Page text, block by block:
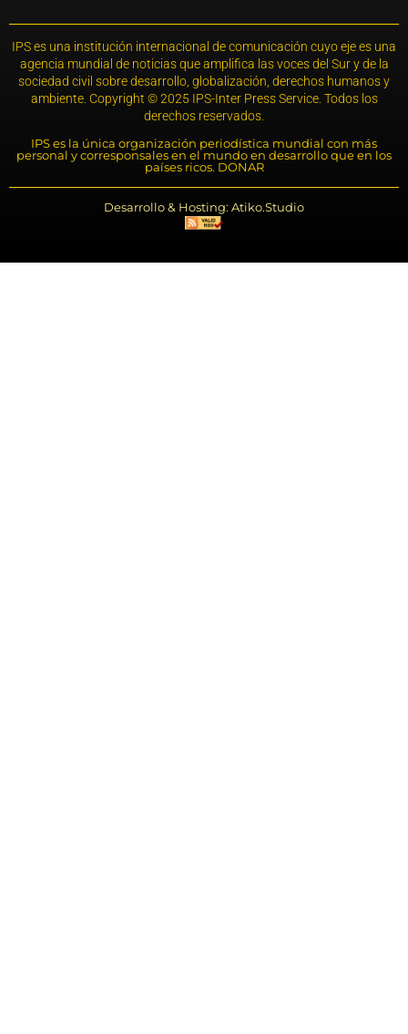
IPS es una institución internacional de comunicación cuyo eje es una
agencia mundial de noticias que amplifica las voces del Sur y de la
sociedad civil sobre desarrollo, globalización, derechos humanos y
ambiente. Copyright © 2025 IPS-Inter Press Service. Todos los
derechos reservados.
IPS es la única organización periodística mundial con más
personal y corresponsales en el mundo en desarrollo que en los
países ricos. DONAR
Desarrollo & Hosting: Atiko.Studio